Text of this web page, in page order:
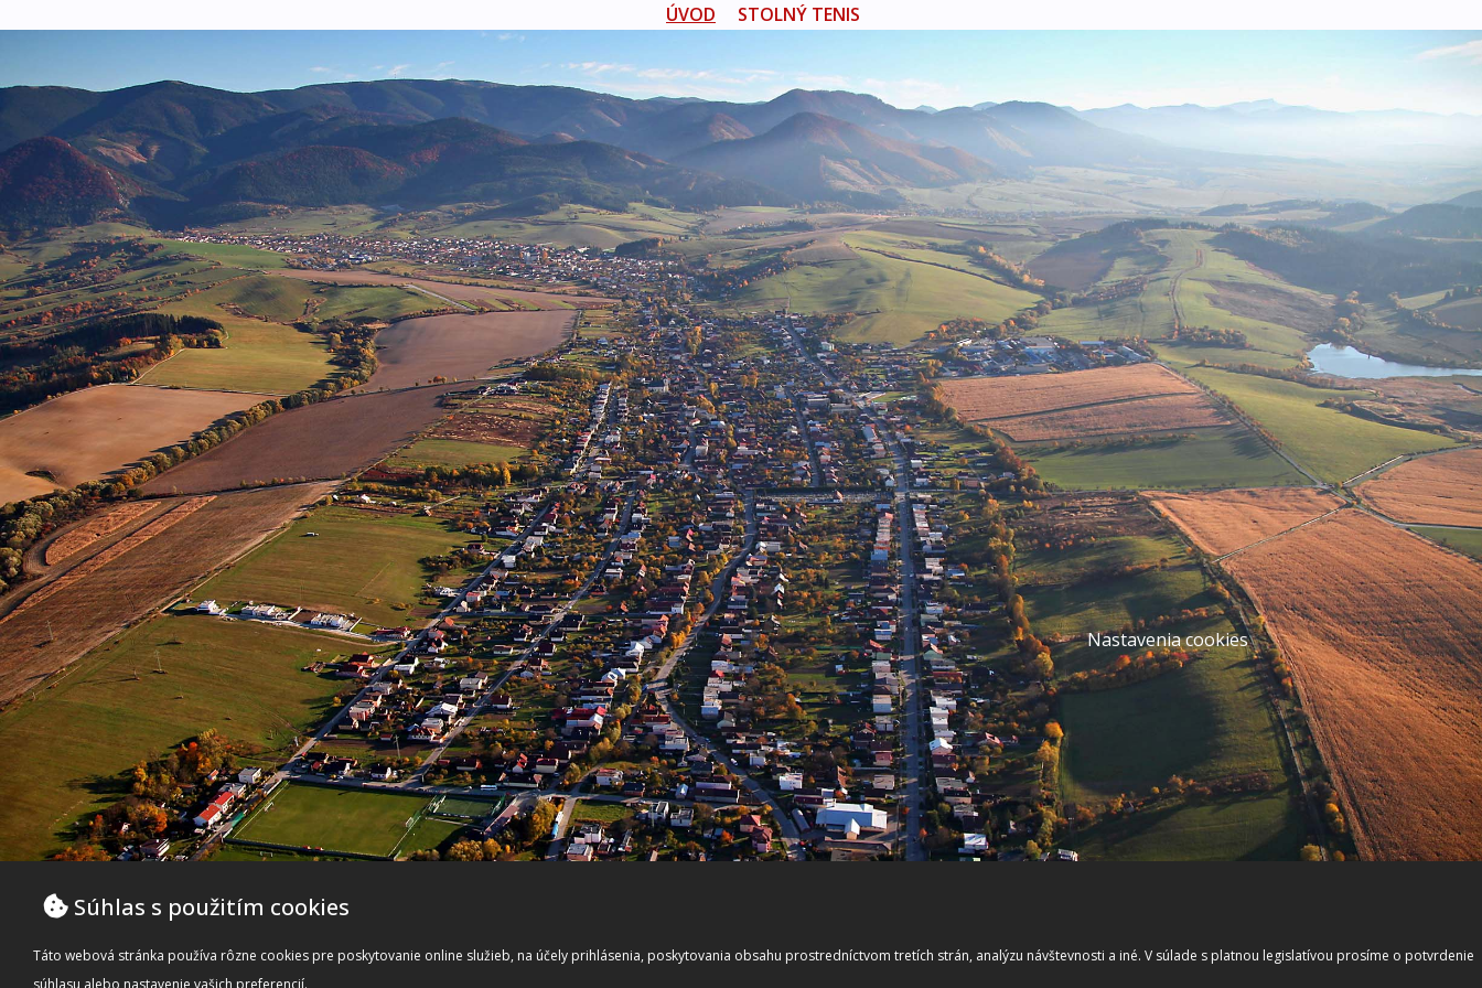
ÚVOD STOLNÝ TENIS
Nastavenia cookies
Súhlas s použitím cookies
Táto webová stránka používa rôzne cookies pre poskytovanie online služieb, na účely prihlásenia, poskytovania obsahu prostredníctvom tretích strán, analýzu návštevnosti a iné. V súlade s platnou legislatívou prosíme o potvrdenie
súhlasu alebo nastavenie vašich preferencií.